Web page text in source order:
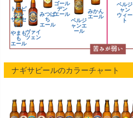
みかん
エール
ベルジ
ャン
ウィー
ト
ゴール
デン
エール
みつば
ち
エール
ヴァイ
ツェン
ベルジ
ャンエ
ール
トロピ
カル
サンセ
ット
やまも
も
エール
ナギサビールのカラーチャート